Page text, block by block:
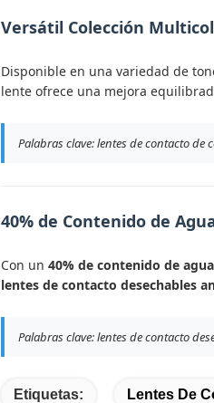
Versátil Colección
Disponible en una variedad de
lente ofrece una mejora
Palabras clave: lentes de contacto de
40% de Contenido de
Con un 40% de contenido de agua
lentes de contacto desechables
Palabras clave: lentes de contacto
Etiquetas: Lentes De